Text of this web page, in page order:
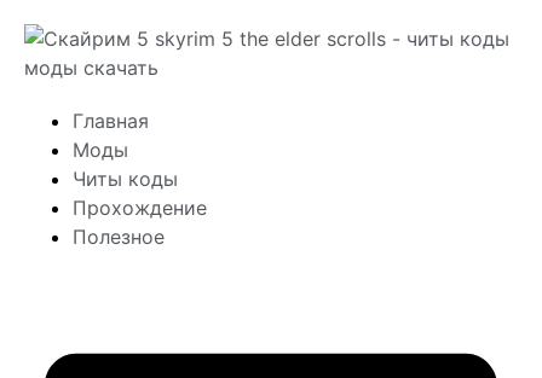
Главная
Моды
Читы коды
Прохождение
Полезное